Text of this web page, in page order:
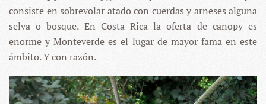
consiste en sobrevolar atado con cuerdas y arneses alguna
selva o bosque. En Costa Rica la oferta de canopy es
enorme y Monteverde es el lugar de mayor fama en este
ámbito. Y con razón.